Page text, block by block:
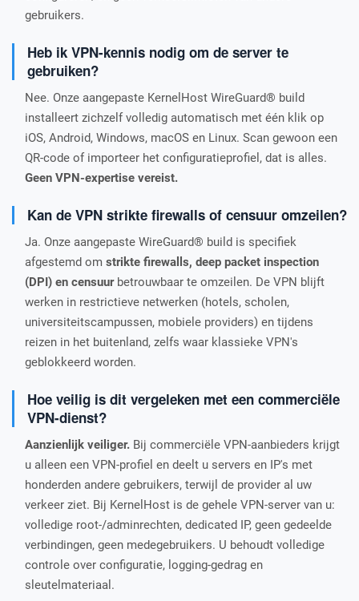
gebruikers.
Heb ik VPN-kennis nodig om de server te
gebruiken?
Nee. Onze aangepaste KernelHost WireGuard® build
installeert zichzelf volledig automatisch met één klik op
iOS, Android, Windows, macOS en Linux. Scan gewoon een
QR-code of importeer het configuratieprofiel, dat is alles.
Geen VPN-expertise vereist.
Kan de VPN strikte firewalls of censuur omzeilen?
Ja. Onze aangepaste WireGuard® build is specifiek
afgestemd om strikte firewalls, deep packet inspection
(DPI) en censuurbetrouwbaar te omzeilen. De VPN blijft
werken in restrictieve netwerken (hotels, scholen,
universiteitscampussen, mobiele providers) en tijdens
reizen in het buitenland, zelfs waar klassieke VPN's
geblokkeerd worden.
Hoe veilig is dit vergeleken met een commerciële
VPN-dienst?
Aanzienlijk veiliger. Bij commerciële VPN-aanbieders krijgt
u alleen een VPN-profiel en deelt u servers en IP's met
honderden andere gebruikers, terwijl de provider al uw
verkeer ziet. Bij KernelHost is de gehele VPN-server van u:
volledige root-/adminrechten, dedicated IP, geen gedeelde
verbindingen, geen medegebruikers. U behoudt volledige
controle over configuratie, logging-gedrag en
sleutelmateriaal.